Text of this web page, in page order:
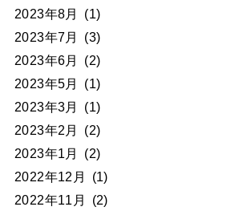
2023年8月
(1)
2023年7月
(3)
2023年6月
(2)
2023年5月
(1)
2023年3月
(1)
2023年2月
(2)
2023年1月
(2)
2022年12月
(1)
2022年11月
(2)